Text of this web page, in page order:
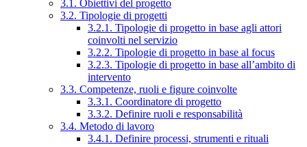
3.1. Obiettivi del progetto
3.2. Tipologie di progetti
3.2.1. Tipologie di progetto in base agli attori
coinvolti nel servizio
3.2.2. Tipologie di progetto in base al focus
3.2.3. Tipologie di progetto in base all’ambito di
intervento
3.3. Competenze, ruoli e figure coinvolte
3.3.1. Coordinatore di progetto
3.3.2. Definire ruoli e responsabilità
3.4. Metodo di lavoro
3.4.1. Definire processi, strumenti e rituali